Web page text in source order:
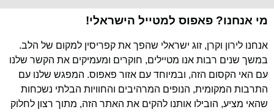
מי אנחנו? פאפוס למטייל הישראלי!
אנחנו לירון וקרן, זוג ישראלי שהפך את קפריסין למקום של הלב.
במשך שנים רבות אנו מטיילים, חוקרים ומעמיקים את הקשר שלנו
עם האי הקסום הזה, ובמיוחד עם אזור פאפוס. המפגש שלנו עם
התרבות המקומית, הנופים המרהיבים והחוויות הבלתי נשכחות
שהאי מציע, הובילו אותנו להקים את האתר הזה, מתוך רצון לחלוק